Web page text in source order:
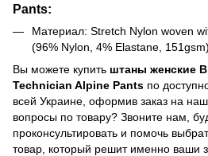
Pants:
Материал: Stretch Nylon woven
(96% Nylon, 4% Elastane, 151gsm)
Вы можете купить штаны женские
Technician Alpine Pants по
всей Украине, оформив заказ на
вопросы по товару? Звоните нам,
проконсультировать и помочь
товар, который решит именно ваши